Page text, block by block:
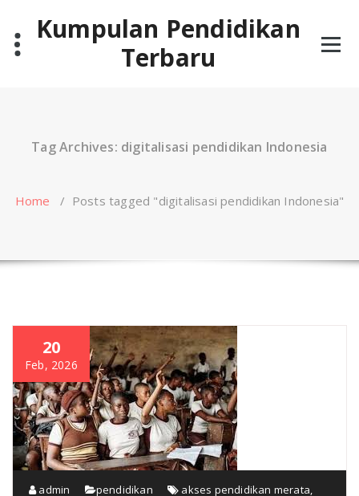
contentKumpulan Pendidikan
Terbaru
Tag Archives: digitalisasi pendidikan Indonesia
Home / Posts tagged "digitalisasi pendidikan Indonesia"
20
Feb, 2026
admin pendidikan akses pendidikan merata